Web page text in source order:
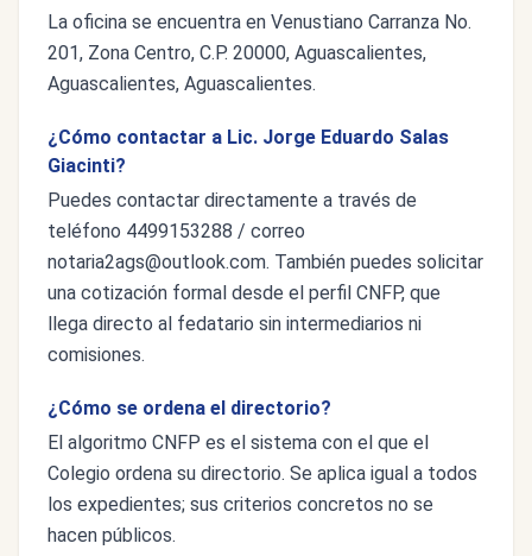
La oficina se encuentra en Venustiano Carranza No.
201, Zona Centro, C.P. 20000, Aguascalientes,
Aguascalientes, Aguascalientes.
¿Cómo contactar a Lic. Jorge Eduardo Salas
Giacinti?
Puedes contactar directamente a través de
teléfono 4499153288 / correo
notaria2ags@outlook.com. También puedes solicitar
una cotización formal desde el perfil CNFP, que
llega directo al fedatario sin intermediarios ni
comisiones.
¿Cómo se ordena el directorio?
El algoritmo CNFP es el sistema con el que el
Colegio ordena su directorio. Se aplica igual a todos
los expedientes; sus criterios concretos no se
hacen públicos.